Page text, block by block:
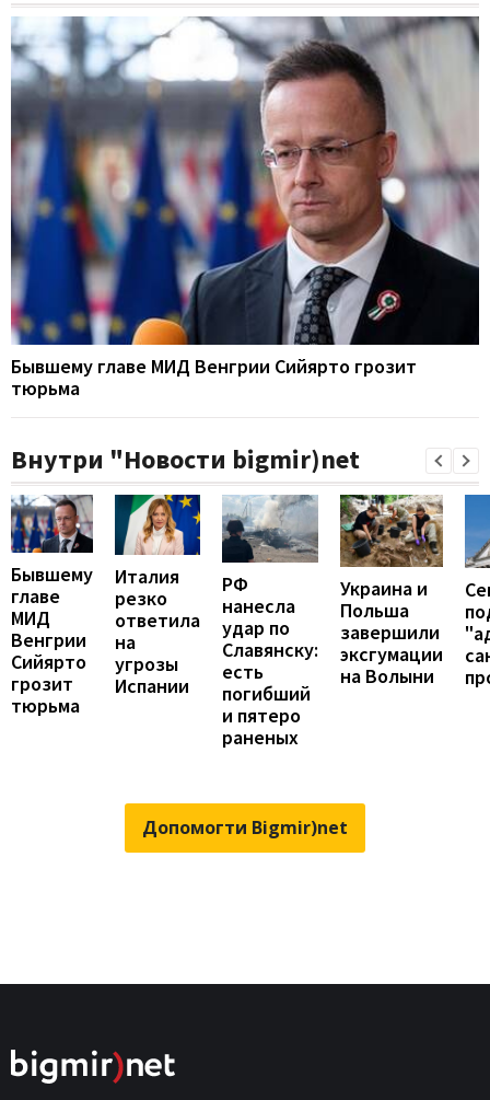
Бывшему главе МИД Венгрии Сийярто грозит
тюрьма
Внутри "Новости bigmir)net
Бывшему
главе
МИД
Венгрии
Сийярто
грозит
тюрьма
Италия
резко
ответила
на
угрозы
Испании
РФ
нанесла
удар по
Славянску:
есть
погибший
и пятеро
раненых
Украина и
Польша
завершили
эксгумации
на Волыни
Допомогти Bigmir)net